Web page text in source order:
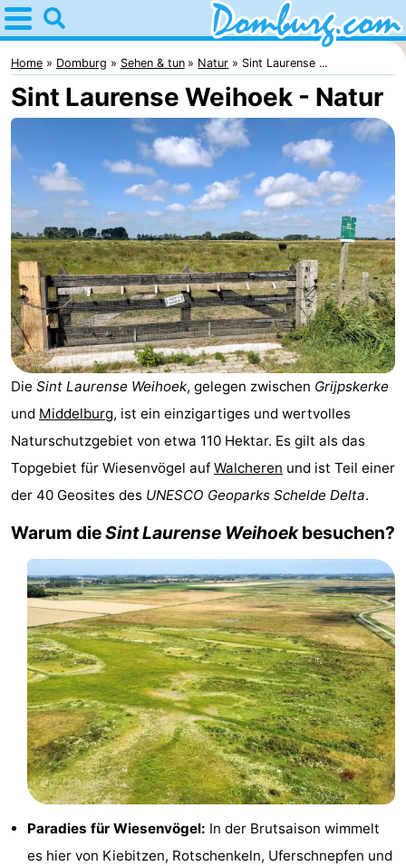
Home
Domburg
Tipps
Für
kindern
Webcam
Webcam
Webcam
Strand
Übernachten
Appartements
-
Loverendale
Résidence
Campingplätze
Buitenhof
Domburg
Hof
Domburg
Westhove
Hotels
Zimmer
(mit
Frühstück)
Lastminutes
Strand
Sehen
Home Domburg Sehen & tun Natur Sint Laurense ...
Sint Laurense Weihoek - Natur
Die Sint Laurense Weihoek, gelegen zwischen Grijpskerke
und Middelburg, ist ein einzigartiges und wertvolles
Naturschutzgebiet von etwa 110 Hektar. Es gilt als das
Topgebiet für Wiesenvögel auf Walcheren und ist Teil einer
der 40 Geosites des UNESCO Geoparks Schelde Delta.
Warum dieSint Laurense Weihoekbesuchen?
Paradies für Wiesenvögel: In der Brutsaison wimmelt
es hier von Kiebitzen, Rotschenkeln, Uferschnepfen und